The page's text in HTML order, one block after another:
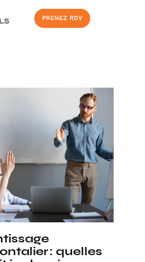
PRENEZ RDV
: quelles